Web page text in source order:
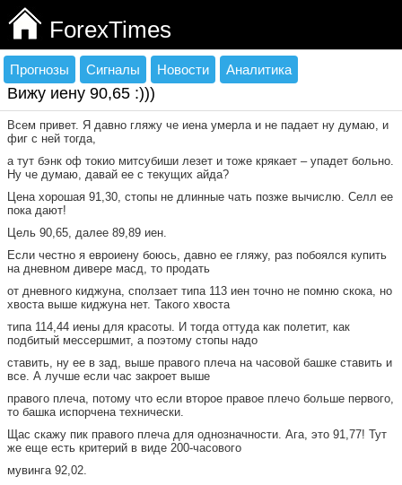
ForexTimes
Прогнозы Сигналы Новости Аналитика
Вижу иену 90,65 :)))
Всем привет. Я давно гляжу че иена умерла и не падает ну думаю, и
фиг с ней тогда,
а тут бэнк оф токио митсубиши лезет и тоже крякает – упадет больно.
Ну че думаю, давай ее с текущих айда?
Цена хорошая 91,30, стопы не длинные чать позже вычислю. Селл ее
пока дают!
Цель 90,65, далее 89,89 иен.
Если честно я евроиену боюсь, давно ее гляжу, раз побоялся купить
на дневном дивере масд, то продать
от дневного киджуна, сползает типа 113 иен точно не помню скока, но
хвоста выше киджуна нет. Такого хвоста
типа 114,44 иены для красоты. И тогда оттуда как полетит, как
подбитый мессершмит, а поэтому стопы надо
ставить, ну ее в зад, выше правого плеча на часовой башке ставить и
все. А лучше если час закроет выше
правого плеча, потому что если второе правое плечо больше первого,
то башка испорчена технически.
Щас скажу пик правого плеча для однозначности. Ага, это 91,77! Тут
же еще есть критерий в виде 200-часового
мувинга 92,02.